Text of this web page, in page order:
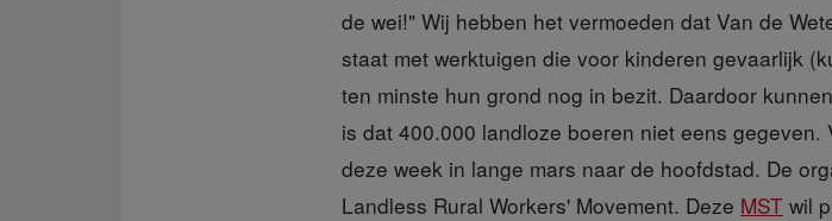
de wei!" Wij hebben het vermoeden dat Van de
staat met werktuigen die voor kinderen gevaarlijk
ten minste hun grond nog in bezit. Daardoor
is dat 400.000 landloze boeren niet eens
deze week in lange mars naar de hoofdstad. De
Landless Rural Workers' Movement. Deze MST wil